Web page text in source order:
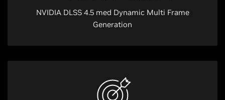
NVIDIA DLSS 4.5 med Dynamic Multi Frame
Generation